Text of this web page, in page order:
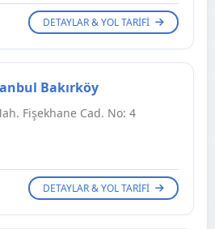
DETAYLAR & YOL TARIFI
Bakırköy
Fişekhane Cad. No: 4
DETAYLAR & YOL TARIFI